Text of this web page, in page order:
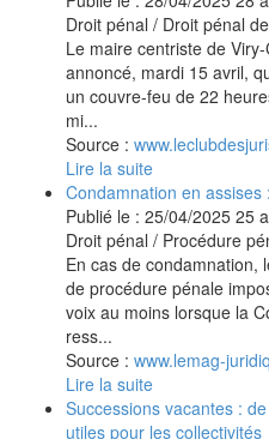
Droit pénal / Droit pénal
Le maire centriste de
annoncé, mardi 15 avril,
un couvre-feu de 22
mi...
Source :
Lire la suite
Condamnation en
Publié le : 25/04/2025 25
Droit pénal / Procédure
En cas de condamnation,
de procédure pénale
voix au moins lorsque la
ress...
Source : www.lemag-
Lire la suite
Successions vacantes :
utiles pour les collectivités